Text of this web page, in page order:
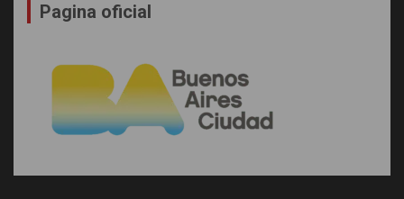
Pagina oficial